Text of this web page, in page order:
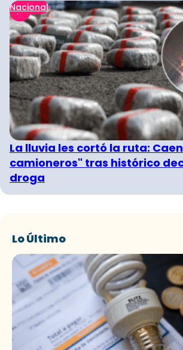
Nacional
La lluvia les cortó la ruta:
camioneros" tras histórico
droga
Lo Último